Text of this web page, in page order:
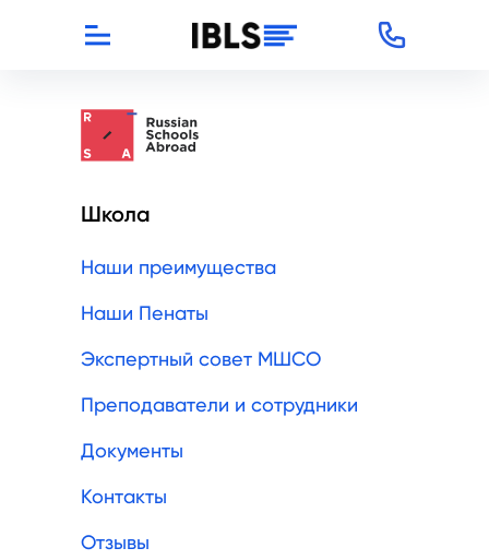
Школа
Наши преимущества
Наши Пенаты
Экспертный совет МШСО
Преподаватели и сотрудники
Документы
Контакты
Отзывы